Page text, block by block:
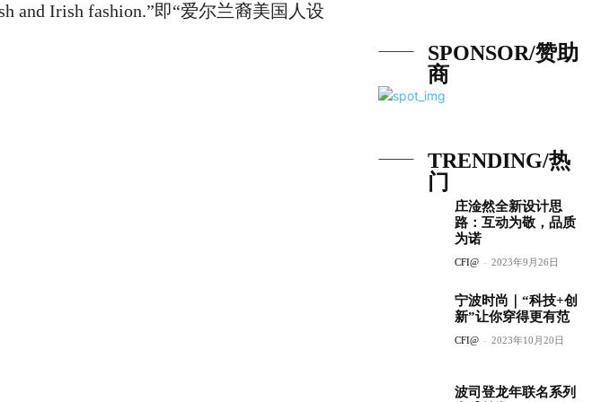
and Irish fashion.”即“爱尔兰裔美国人设
SPONSOR/赞助
商
TRENDING/热
门
庄淦然全新设计思
路：互动为敬，品质
为诺
CFI@ - 2023年9月26日
宁波时尚｜“科技+创
新”让你穿得更有范
CFI@ - 2023年10月20日
波司登龙年联名系列